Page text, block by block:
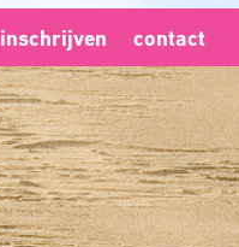
inschrijven contact